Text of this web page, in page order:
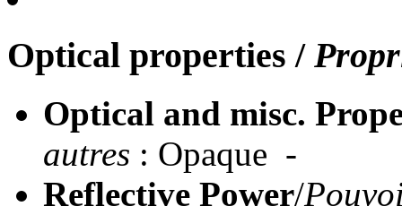
Optical properties /
Optical and misc.
autres : Opaque -
Reflective Power/